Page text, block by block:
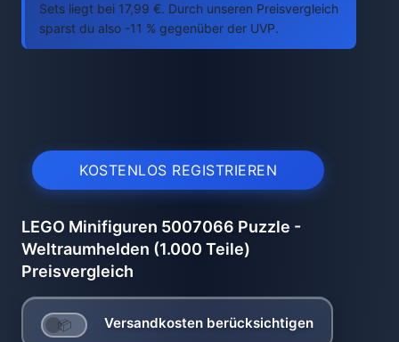
Sets liegt bei 17,99 €. Durch unseren Preisvergleich
sparst du also -11 % gegenüber der UVP.
KOSTENLOS REGISTRIEREN
LEGO Minifiguren 5007066 Puzzle -
Weltraumhelden (1.000 Teile)
Preisvergleich
Versandkosten berücksichtigen